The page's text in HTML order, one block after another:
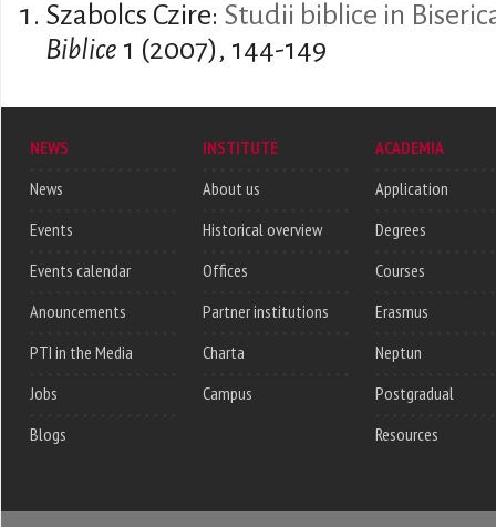
Szabolcs Czire: Studii biblice in
Biblice 1 (2007), 144-149
NEWS
News
Events
Events calendar
Anouncements
PTI in the Media
Jobs
Blogs
INSTITUTE
About us
Historical overview
Offices
Partner institutions
Charta
Campus
ACADEMIA
Application
Degrees
Courses
Erasmus
Neptun
Postgradual
Resources